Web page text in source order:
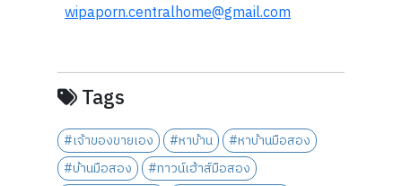
wipaporn.centralhome@gmail.com
Tags
#เจ้าของขายเอง #หาบ้าน
#หาบ้านมือสอง
#บ้านมือสอง
#ทาวน์เฮ้าส์มือสอง